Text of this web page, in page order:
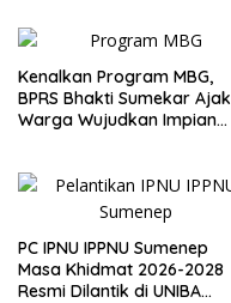
Kenalkan Program MBG,
BPRS Bhakti Sumekar Ajak
Warga Wujudkan Impian
PC IPNU IPPNU Sumenep
Masa Khidmat 2026-2028
Resmi Dilantik di UNIBA